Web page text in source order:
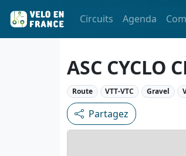
Circuits Agenda
ASC CYCLO
Route VTT-VTC Gravel
Partagez